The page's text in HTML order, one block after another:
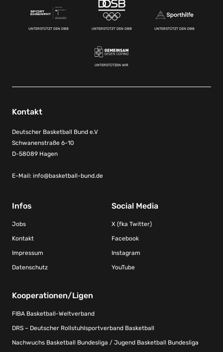
UNTERSTÜTZT DEN DBB UNTERSTÜTZT DEN DBB UNTERSTÜTZT DEN DBB
UNTERSTÜTZEN WIR
Kontakt
Deutscher Basketball Bund e.V
Schwanenstraße 6-10
D-58089 Hagen
E-Mail: info@basketball-bund.de
Infos
Jobs
Kontakt
Impressum
Datenschutz
Social Media
X (fka Twitter)
Facebook
Instagram
YouTube
Kooperationen/Ligen
FIBA Basketball-Weltverband
DRS – Deutscher Rollstuhlsportverband Basketball
Nachwuchs Basketball Bundesliga / Jugend Basketball Bundesliga